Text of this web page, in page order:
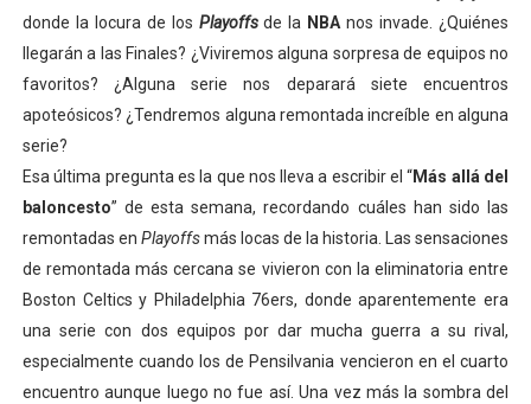
Athletes Unlimited Softball League 2026 - Las Utah
Mundial de piragüismo slalom 2026 (Oklahoma City,
Tour de Francia masculino 2026 - Tadej Pogacar
Mundial de Fórmula 1 2026 - Lando Norris consigue
Copa del Mundo femenina 2026 - Estados Unidos
Campeonato de Europa de natación artística 2026
AEW - Adam Page con Brodido desbancan una
donde la locura de los Playoffs de la NBAnos invade. ¿Quiénes
llegarán a las Finales? ¿Viviremos alguna sorpresa de equipos no
favoritos? ¿Alguna serie nos deparará siete encuentros
apoteósicos? ¿Tendremos alguna remontada increíble en alguna
serie?
Esa última pregunta es la que nos lleva a escribir el “Más allá del
baloncesto” de esta semana, recordando cuáles han sido las
remontadas en Playoffsmás locas de la historia. Las sensaciones
de remontada más cercana se vivieron con la eliminatoria entre
Boston Celtics y Philadelphia 76ers, donde aparentemente era
una serie con dos equipos por dar mucha guerra a su rival,
especialmente cuando los de Pensilvania vencieron en el cuarto
encuentro aunque luego no fue así. Una vez más la sombra del